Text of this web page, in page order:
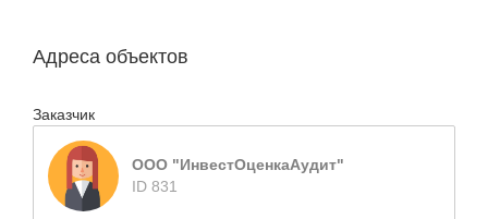
Адреса объектов
Заказчик
ООО "ИнвестОценкаАудит"
ID 831